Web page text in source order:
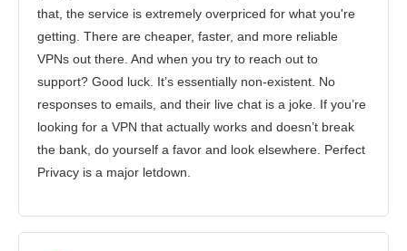
that, the service is extremely overpriced for what you're
getting. There are cheaper, faster, and more reliable
VPNs out there. And when you try to reach out to
support? Good luck. It’s essentially non-existent. No
responses to emails, and their live chat is a joke. If you’re
looking for a VPN that actually works and doesn’t break
the bank, do yourself a favor and look elsewhere. Perfect
Privacy is a major letdown.